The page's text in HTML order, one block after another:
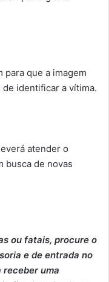
para que a imagem
identificar a vítima.
atender o
busca de novas
ou fatais, procure o
e de entrada no
receber uma